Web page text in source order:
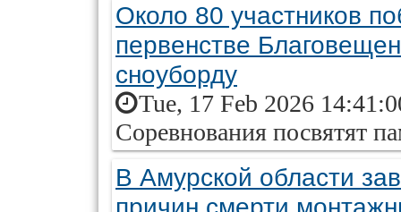
Около 80 участников
первенстве
сноуборду
Tue, 17 Feb 2026
Соревнования посвятят
В Амурской области